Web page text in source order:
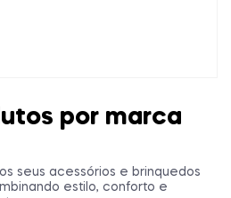
por marca
seus acessórios e brinquedos
estilo, conforto e